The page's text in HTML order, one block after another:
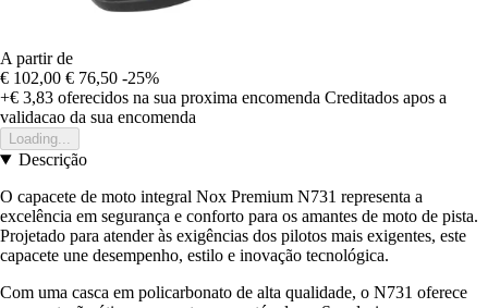
A partir de
€ 102,00 € 76,50 -25%
+€ 3,83 oferecidos na sua proxima encomenda Creditados apos a
validacao da sua encomenda
Loading...
Descrição
O capacete de moto integral Nox Premium N731 representa a
excelência em segurança e conforto para os amantes de moto de pista.
Projetado para atender às exigências dos pilotos mais exigentes, este
capacete une desempenho, estilo e inovação tecnológica.
Com uma casca em policarbonato de alta qualidade, o N731 oferece